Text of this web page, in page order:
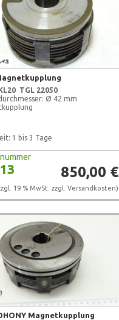
TGL 22050
Ø 42 mm
1 bis 3 Tage
850,00 €
19 % MwSt. zzgl.Versandkosten)
Magnetkupplung